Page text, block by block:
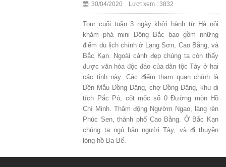
30/04/2020 Lượt xem : 3832
Tour cuối tuần 3 ngày khởi hành từ Hà nội
khám phá mini Đông Bắc bao gồm những
điểm du lịch chính ở Lạng Sơn, Cao Bằng, và
Bắc Kạn. Ngoài cảnh đẹp chúng ta còn thấy
được văn hóa độc đáo của dân tộc Tày ở hai
các tỉnh này. Các điểm tham quan chính là
Đền Mẫu Đồng Đăng, chợ Đồng Đăng, khu di
tích Pắc Pó, cột mốc số 0 Đường mòn Hồ
Chí Minh. Thăm động Ngườm Ngao, làng rèn
Phúc Sen, thành phố Cao Bằng. Ở Bắc Kạn
chúng ta ngủ bản người Tày, và đi thuyền
lòng hồ Ba Bể.